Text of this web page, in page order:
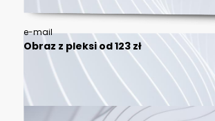
e-mail
Obraz z pleksi od 123 zł